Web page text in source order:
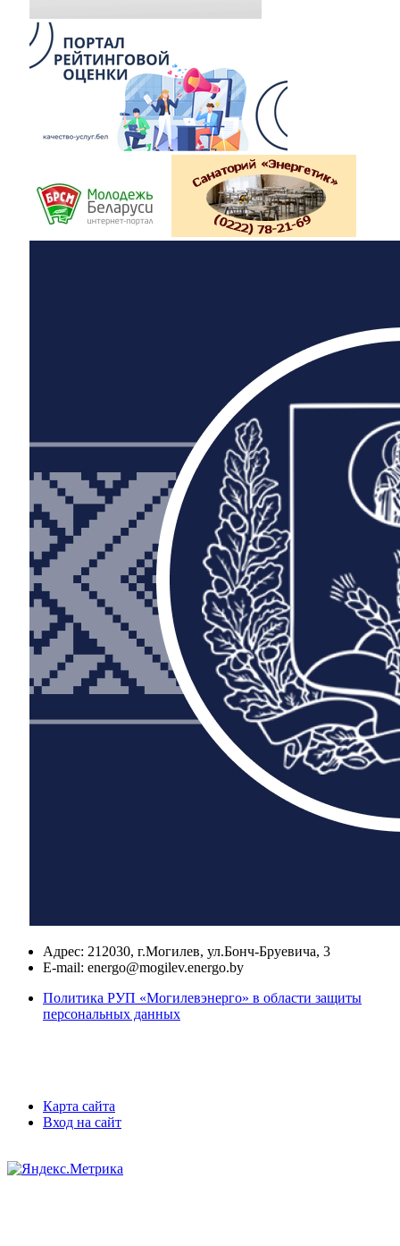
Адрес: 212030, г.Могилев, ул.Бонч-Бруевича, 3
E-mail: energo@mogilev.energo.by
Политика РУП «Могилевэнерго» в области защиты
персональных данных
Карта сайта
Вход на сайт